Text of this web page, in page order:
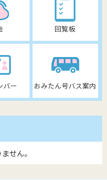
回覧板
バー おみたん号バス案内
せん。